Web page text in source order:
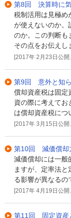
第8回 決算時に
税制活用は見極め
が使えないのか。
のか。この判断も
その点をお伝えし
[2017年 2月23日公
第9回 意外と知
償却資産税は固定
資の際に考えてお
は償却資産税につ
[2017年 3月15日公
第10回 減価償却
減価償却には一般
ますが、定率法と
る影響が異なるの
[2017年 4月19日公
第11回 固定資産